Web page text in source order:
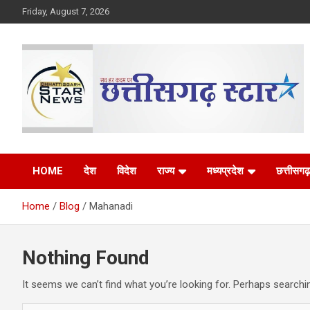
to
Friday, August 7, 2026
Chhattisgarh Star
HOME देश विदेश राज्य मध्यप्रदेश छत्तीसगढ़
Home Blog Mahanadi
Nothing Found
It seems we can’t find what you’re looking for. Perhaps